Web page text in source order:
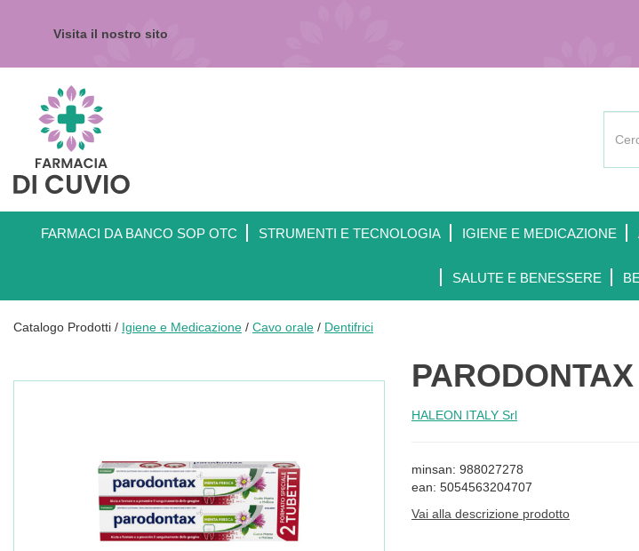
Visita il nostro sito
Farmacia
Cuvio
FARMACI DA BANCO SOP OTC STRUMENTI E TECNOLOGIA IGIENE E MEDICAZIONE
SALUTE E BENESSERE
Catalogo Prodotti / Igiene e Medicazione / Cavo orale / Dentifrici
HALEON ITALY Srl
minsan: 988027278
ean: 5054563204707
Vai alla descrizione prodotto